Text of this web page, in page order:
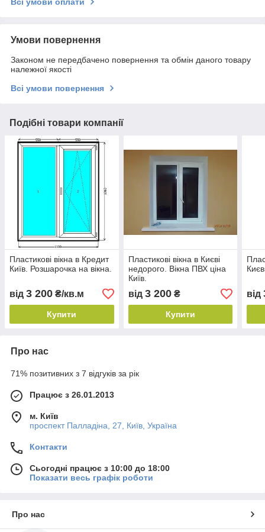
Умови повернення
Законом не передбачено повернення та обмін даного товару
належної якості
Всі умови повернення
Подібні товари компанії
Пластикові вікна в Кредит
Київ. Розшарочка на вікна.
від 3 200 ₴/кв.м
Купити
Пластикові вікна в Києві
недорого. Вікна ПВХ ціна
Київ.
від 3 200₴
Купити
від
Про нас
71% позитивних з 7 відгуків за рік
Працює з 26.01.2013
м. Київ
проспект Палладіна, 27, Київ, Україна
Контакти
Сьогодні працює з 10:00 до 18:00
Показати весь графік роботи
Про нас